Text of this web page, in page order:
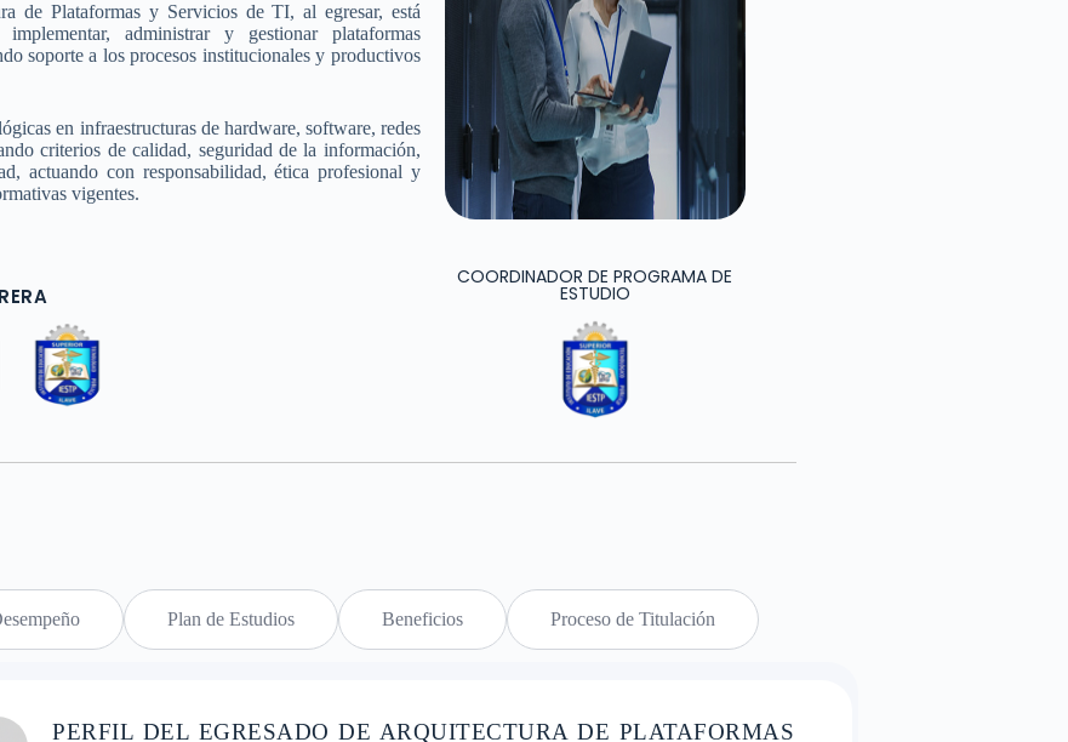
de Plataformas y Servicios de TI, al egresar, está
administrar y gestionar plataformas
soporte a los procesos institucionales y productivos
en infraestructuras de hardware, software, redes
criterios de calidad, seguridad de la información,
actuando con responsabilidad, ética profesional y
vigentes.
COORDINADOR DE PROGRAMA DE
ESTUDIO
Plan de Estudios Beneficios Proceso de Titulación
PERFIL DEL EGRESADO DE ARQUITECTURA DE PLATAFORMAS